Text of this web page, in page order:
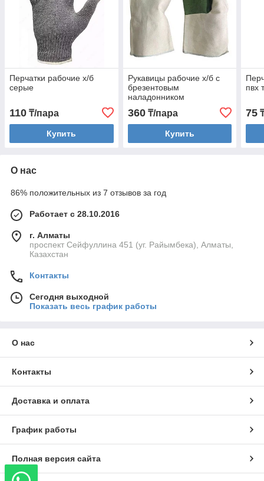
Перчатки рабочие х/б
серые
110 ₸/пара
Купить
Рукавицы рабочие х/б с
брезентовым
наладонником
360₸/пара
Купить
пвх
75
О нас
86% положительных из 7 отзывов за год
Работает с 28.10.2016
г. Алматы
проспект Сейфуллина 451 (уг. Райымбека), Алматы,
Казахстан
Контакты
Сегодня выходной
Показать весь график работы
О нас
Контакты
Доставка и оплата
График работы
Полная версия сайта